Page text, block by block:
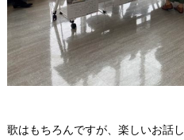
歌はもちろんですが、楽しいお話